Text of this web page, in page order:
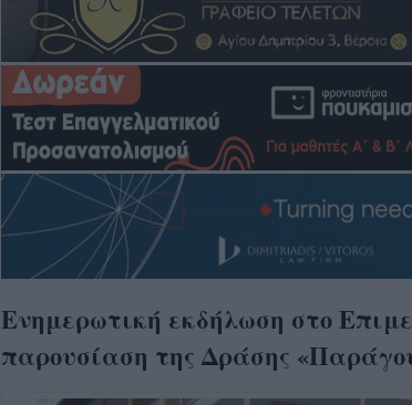
Eνημερωτική εκδήλωση στο
παρουσίαση της Δράσης